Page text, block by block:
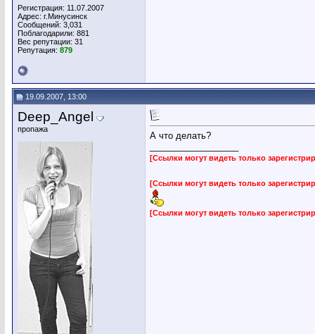
Регистрация: 11.07.2007
Адрес: г.Минусинск
Сообщений: 3,031
Поблагодарили: 881
Вес репутации: 31
Репутация: 879
19.09.2007, 13:00
Deep_Angel
пропажа
А что делать?
[Ссылки могут видеть только
[Ссылки могут видеть только
[Ссылки могут видеть только